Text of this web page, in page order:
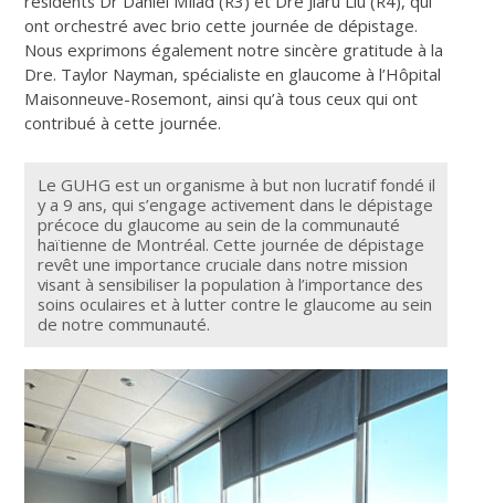
ont orchestré avec brio cette journée de dépistage.
Nous exprimons également notre sincère gratitude à la
Dre. Taylor Nayman, spécialiste en glaucome à l’Hôpital
Maisonneuve-Rosemont, ainsi qu’à tous ceux qui ont
contribué à cette journée.
Le GUHG est un organisme à but non lucratif fondé il
y a 9 ans, qui s’engage activement dans le dépistage
précoce du glaucome au sein de la communauté
haïtienne de Montréal. Cette journée de dépistage
revêt une importance cruciale dans notre mission
visant à sensibiliser la population à l’importance des
soins oculaires et à lutter contre le glaucome au sein
de notre communauté.